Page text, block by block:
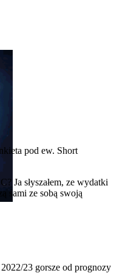
pod ew. Short
Ja słyszałem, ze wydatki
sami ze sobą swoją
23 gorsze od prognozy